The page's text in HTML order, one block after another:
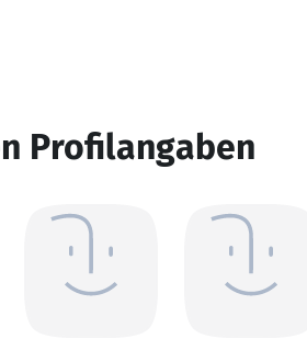
Profilangaben